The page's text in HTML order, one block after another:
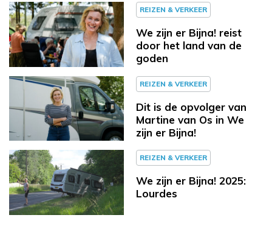
REIZEN & VERKEER
We zijn er Bijna! reist
door het land van de
goden
REIZEN & VERKEER
Dit is de opvolger van
Martine van Os in We
zijn er Bijna!
REIZEN & VERKEER
We zijn er Bijna! 2025:
Lourdes